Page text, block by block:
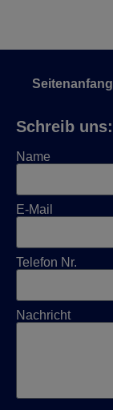
Seitenanfang
Schreib uns:
Name
E-Mail
Telefon Nr.
Nachricht